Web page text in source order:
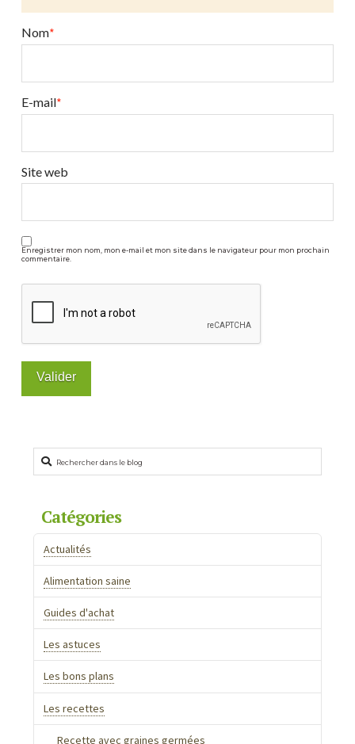
menthe,
roquette08.08.2014
Nom*
E-mail*
Site web
Enregistrer mon nom, mon e-mail et mon site dans le navigateur pour mon prochain
commentaire.
Rechercher
Catégories
Actualités
Alimentation saine
Guides d'achat
Les astuces
Les bons plans
Les recettes
Recette avec graines germées